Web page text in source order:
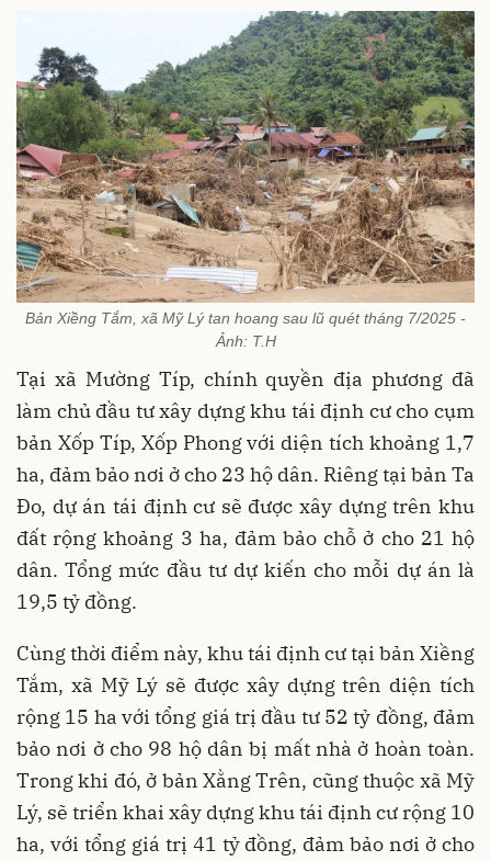
Bản Xiềng Tắm, xã Mỹ Lý tan hoang sau lũ quét tháng 7/2025 -
Ảnh: T.H
Tại xã Mường Típ, chính quyền địa phương đã
làm chủ đầu tư xây dựng khu tái định cư cho cụm
bản Xốp Típ, Xốp Phong với diện tích khoảng 1,7
ha, đảm bảo nơi ở cho 23 hộ dân. Riêng tại bản Ta
Đo, dự án tái định cư sẽ được xây dựng trên khu
đất rộng khoảng 3 ha, đảm bảo chỗ ở cho 21 hộ
dân. Tổng mức đầu tư dự kiến cho mỗi dự án là
19,5 tỷ đồng.
Cùng thời điểm này, khu tái định cư tại bản Xiềng
Tắm, xã Mỹ Lý sẽ được xây dựng trên diện tích
rộng 15 ha với tổng giá trị đầu tư 52 tỷ đồng, đảm
bảo nơi ở cho 98 hộ dân bị mất nhà ở hoàn toàn.
Trong khi đó, ở bản Xằng Trên, cũng thuộc xã Mỹ
Lý, sẽ triển khai xây dựng khu tái định cư rộng 10
ha, với tổng giá trị 41 tỷ đồng, đảm bảo nơi ở cho